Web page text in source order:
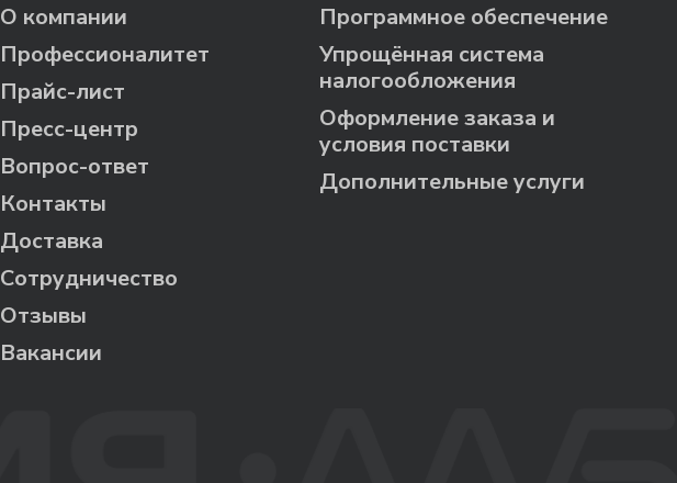
О компании
Профессионалитет
Прайс-лист
Пресс-центр
Вопрос-ответ
Контакты
Доставка
Сотрудничество
Отзывы
Вакансии
Программное обеспечение
Упрощённая система
налогообложения
Оформление заказа и
условия поставки
Дополнительные услуги